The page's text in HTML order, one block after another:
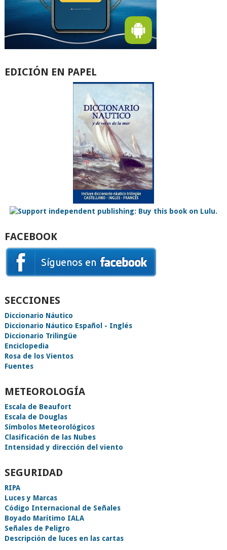
EDICIÓN EN PAPEL
FACEBOOK
SECCIONES
Diccionario Náutico
Diccionario Náutico Español - Inglés
Diccionario Trilingüe
Enciclopedia
Rosa de los Vientos
Fuentes
METEOROLOGÍA
Escala de Beaufort
Escala de Douglas
Símbolos Meteorológicos
Clasificación de las Nubes
Intensidad y dirección del viento
SEGURIDAD
RIPA
Luces y Marcas
Código Internacional de Señales
Boyado Marítimo IALA
Señales de Peligro
Descripción de luces en las cartas